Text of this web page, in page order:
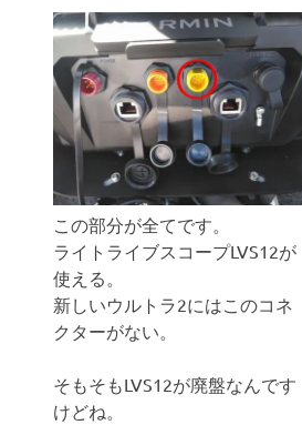
この部分が全てです。
ライトライブスコープLVS12が
使える。
新しいウルトラ2にはこのコネ
クターがない。
そもそもLVS12が廃盤なんです
けどね。